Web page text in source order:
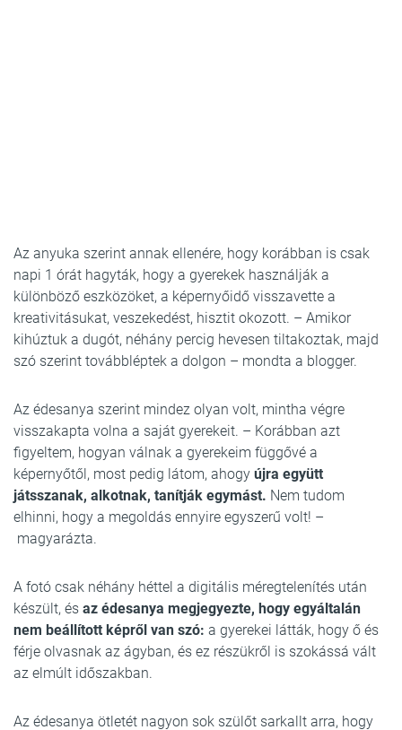
Az anyuka szerint annak ellenére, hogy korábban is csak
napi 1 órát hagyták, hogy a gyerekek használják a
különböző eszközöket, a képernyőidő visszavette a
kreativitásukat, veszekedést, hisztit okozott. – Amikor
kihúztuk a dugót, néhány percig hevesen tiltakoztak, majd
szó szerint továbbléptek a dolgon – mondta a blogger.
Az édesanya szerint mindez olyan volt, mintha végre
visszakapta volna a saját gyerekeit. – Korábban azt
figyeltem, hogyan válnak a gyerekeim függővé a
képernyőtől, most pedig látom, ahogy újra együtt
játsszanak, alkotnak, tanítják egymást. Nem tudom
elhinni, hogy a megoldás ennyire egyszerű volt! –
magyarázta.
A fotó csak néhány héttel a digitális méregtelenítés után
készült, és az édesanya megjegyezte, hogy egyáltalán
nem beállított képről van szó: a gyerekei látták, hogy ő és
férje olvasnak az ágyban, és ez részükről is szokássá vált
az elmúlt időszakban.
Az édesanya ötletét nagyon sok szülőt sarkallt arra, hogy